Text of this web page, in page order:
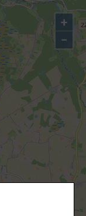
+
−